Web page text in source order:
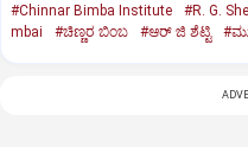
#Chinnar Bimba Institute #R. G.
mbai
#ಚಿಣ್ಣರ ಬಿಂಬ #ಆರ್‌ ಜಿ ಶೆಟ್ಟಿ